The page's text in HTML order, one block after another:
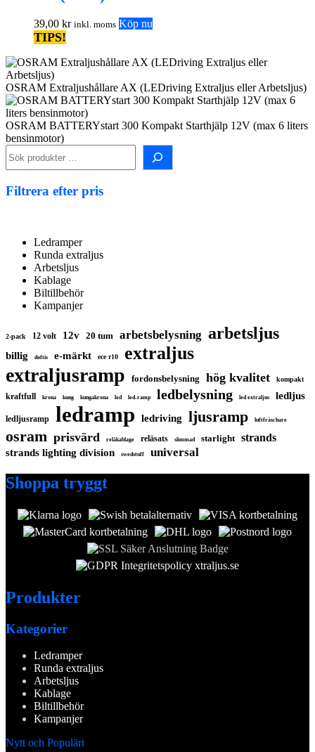
39,00 kr inkl. moms Köp nu
TIPS!
OSRAM Extraljushållare AX (LEDriving Extraljus eller Arbetsljus)
OSRAM BATTERYstart 300 Kompakt Starthjälp 12V (max 6 liters
bensinmotor)
Filtrera efter pris
Ledramper
Runda extraljus
Arbetsljus
Kablage
Biltillbehör
Kampanjer
2-pack 12 volt 12v 20 tum arbetsbelysning arbetsljus
billig doftis e-märkt ece r10 extraljus
extraljusramp fordonsbelysning hög kvalitet kompakt
kraftfull krona kung kungakrona led led-ramp ledbelysning led extraljus ledljus
ledljusramp ledramp ledriving ljusramp luftfräschare
osram prisvärd reläkablage reläsats slimmad starlight strands
strands lighting division swedstuff universal
Shoppa tryggt
Produkter
Kategorier
Ledramper
Runda extraljus
Arbetsljus
Kablage
Biltillbehör
Kampanjer
Nytt och Populärt